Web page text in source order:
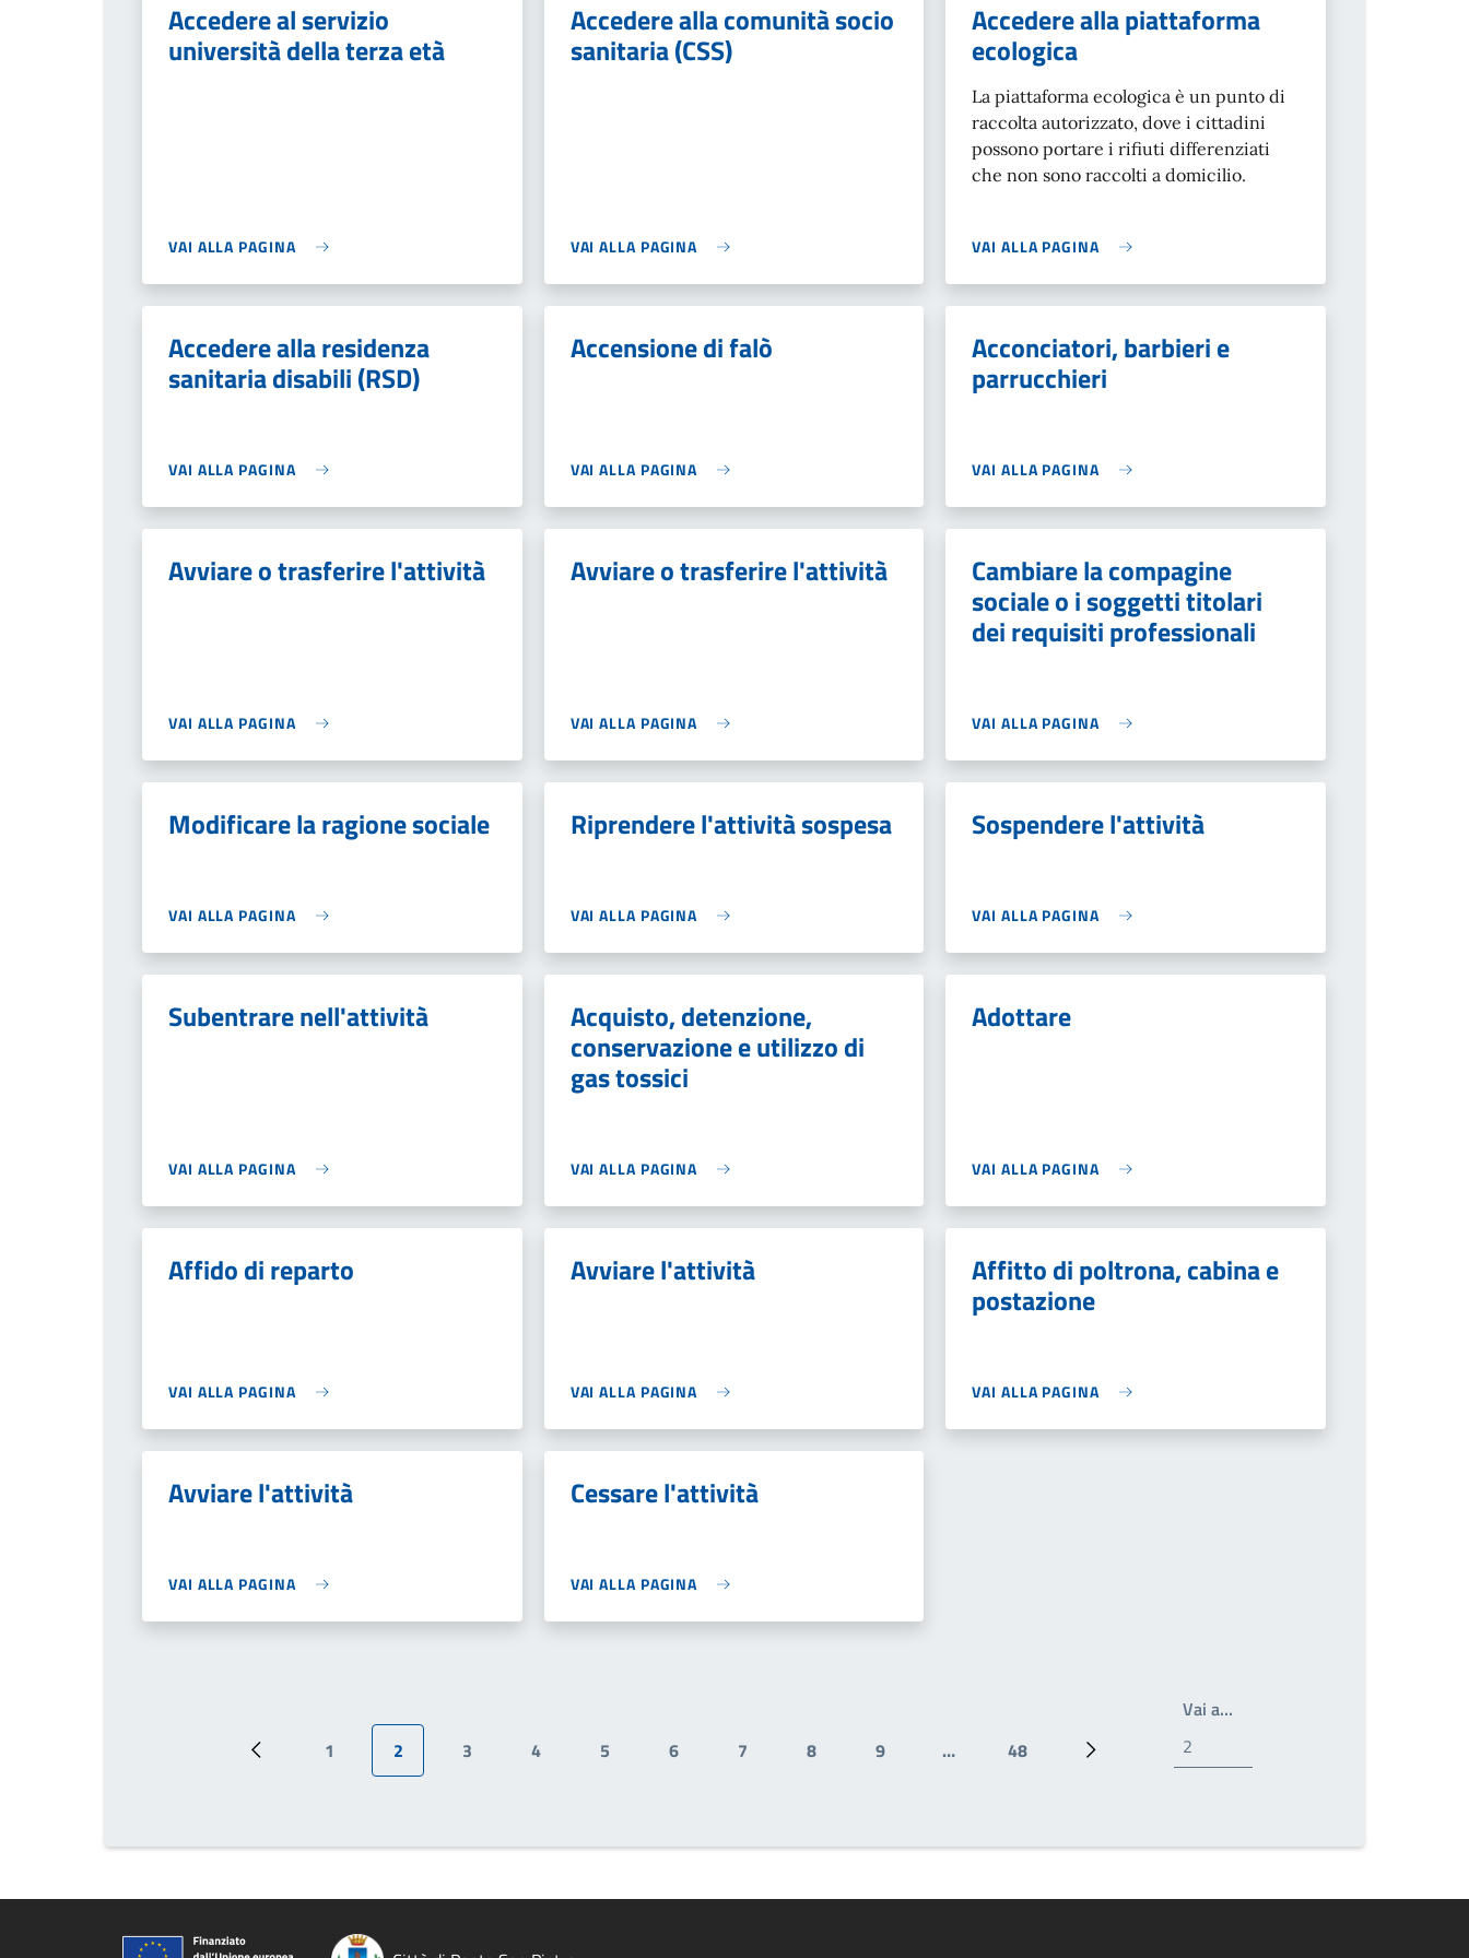
Accedere al servizio
università della terza età
VAI ALLA PAGINA
Accedere alla comunità socio
sanitaria (CSS)
VAI ALLA PAGINA
Accedere alla piattaforma
ecologica
La piattaforma ecologica è un punto di
raccolta autorizzato, dove i cittadini
possono portare i rifiuti differenziati
che non sono raccolti a domicilio.
VAI ALLA PAGINA
Accedere alla residenza
sanitaria disabili (RSD)
VAI ALLA PAGINA
Accensione di falò
VAI ALLA PAGINA
Acconciatori, barbieri e
parrucchieri
VAI ALLA PAGINA
Avviare o trasferire l'attività
VAI ALLA PAGINA
Avviare o trasferire l'attività
VAI ALLA PAGINA
Cambiare la compagine
sociale o i soggetti titolari
dei requisiti professionali
VAI ALLA PAGINA
Modificare la ragione sociale
VAI ALLA PAGINA
Riprendere l'attività sospesa
VAI ALLA PAGINA
Sospendere l'attività
VAI ALLA PAGINA
Subentrare nell'attività
VAI ALLA PAGINA
Acquisto, detenzione,
conservazione e utilizzo di
gas tossici
VAI ALLA PAGINA
Adottare
VAI ALLA PAGINA
Affido di reparto
VAI ALLA PAGINA
Avviare l'attività
VAI ALLA PAGINA
Affitto di poltrona, cabina e
postazione
VAI ALLA PAGINA
Avviare l'attività
VAI ALLA PAGINA
Cessare l'attività
VAI ALLA PAGINA
Pagina precedente
Page
1
Pagina attuale
2
Page
3
Page
4
Page
5
Page
6
Page
7
Page
8
Page
9 …
Ultima pagina
48
Prossima pagina
Vai a…